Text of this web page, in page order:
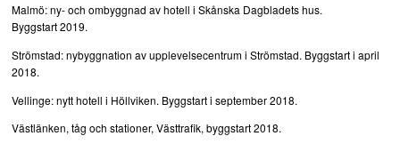
Malmö: ny- och ombyggnad av hotell i Skånska Dagbladets hus.
Byggstart 2019.
Strömstad: nybyggnation av upplevelsecentrum i Strömstad. Byggstart i april
2018.
Vellinge: nytt hotell i Höllviken. Byggstart i september 2018.
Västlänken, tåg och stationer, Västtrafik, byggstart 2018.